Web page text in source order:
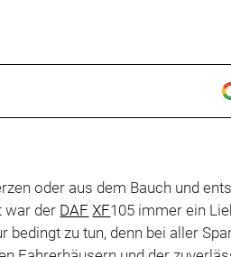
oder aus dem Bauch und
war der DAF XF105 immer ein
bedingt zu tun, denn bei aller